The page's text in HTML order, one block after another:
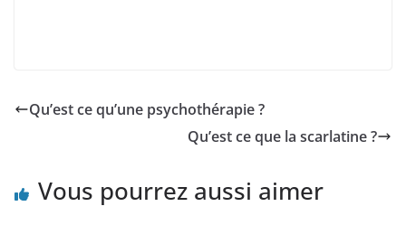
Qu’est ce qu’une psychothérapie ?
Qu’est ce que la scarlatine ?
Vous pourrez aussi aimer